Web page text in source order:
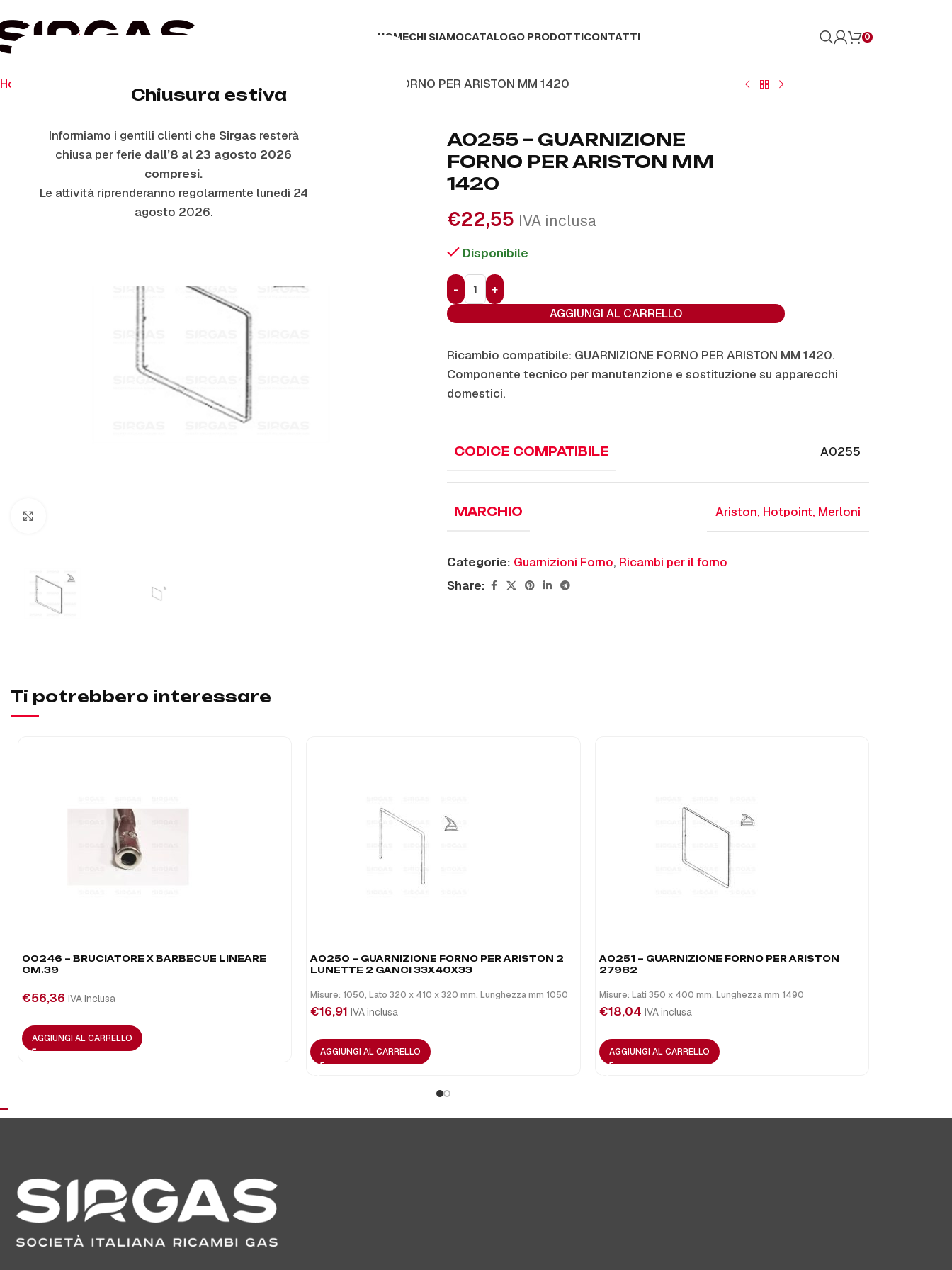
Chiusura estiva
Informiamo i gentili clienti che Sirgas resterà
chiusa per ferie dall’8 al 23 agosto 2026
compresi.
Le attività riprenderanno regolarmente lunedì 24
agosto 2026.
HOMECHI SIAMOCATALOGO PRODOTTICONTATTI 0
Home A0255 – GUARNIZIONE FORNO PER ARISTON MM 1420
A0255 – GUARNIZIONE
FORNO PER ARISTON MM
1420
€22,55 IVA inclusa
Disponibile
AGGIUNGI AL CARRELLO
Ricambio compatibile: GUARNIZIONE FORNO PER ARISTON MM 1420.
Componente tecnico per manutenzione e sostituzione su apparecchi
domestici.
CODICE COMPATIBILE A0255
MARCHIO Ariston, Hotpoint, Merloni
Categorie: Guarnizioni Forno, Ricambi per il forno
Share:
Ti potrebbero interessare
00246 – BRUCIATORE X BARBECUE LINEARE
CM.39
€56,36 IVA inclusa
AGGIUNGI AL CARRELLO
A0250 – GUARNIZIONE FORNO PER ARISTON 2
LUNETTE 2 GANCI 33X40X33
Misure: 1050, Lato 320 x 410 x 320 mm, Lunghezza mm 1050
€16,91 IVA inclusa
AGGIUNGI AL CARRELLO
A0251 – GUARNIZIONE FORNO PER ARISTON
27982
Misure: Lati 350 x 400 mm, Lunghezza mm 1490
€18,04 IVA inclusa
AGGIUNGI AL CARRELLO